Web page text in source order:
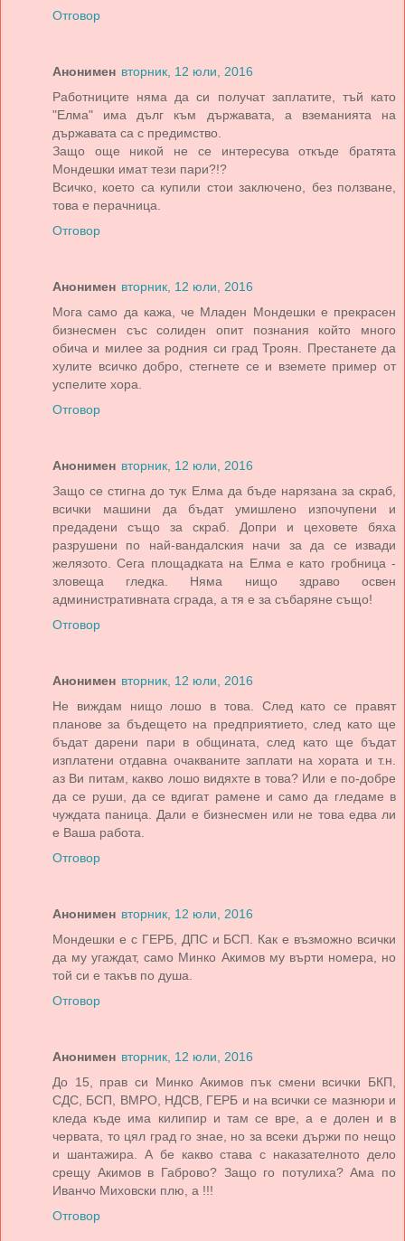
Отговор
Анонимен вторник, 12 юли, 2016
Работниците няма да си получат заплатите, тъй като
"Елма" има дълг към държавата, а вземанията на
държавата са с предимство.
Защо още никой не се интересува откъде братята
Мондешки имат тези пари?!?
Всичко, което са купили стои заключено, без ползване,
това е перачница.
Отговор
Анонимен вторник, 12 юли, 2016
Мога само да кажа, че Младен Мондешки е прекрасен
бизнесмен със солиден опит познания който много
обича и милее за родния си град Троян. Престанете да
хулите всичко добро, стегнете се и вземете пример от
успелите хора.
Отговор
Анонимен вторник, 12 юли, 2016
Защо се стигна до тук Елма да бъде нарязана за скраб,
всички машини да бъдат умишлено изпочупени и
предадени също за скраб. Допри и цеховете бяха
разрушени по най-вандалския начи за да се извади
желязото. Сега площадката на Елма е като гробница -
зловеща гледка. Няма нищо здраво освен
административната сграда, а тя е за събаряне също!
Отговор
Анонимен вторник, 12 юли, 2016
Не виждам нищо лошо в това. След като се правят
планове за бъдещето на предприятието, след като ще
бъдат дарени пари в общината, след като ще бъдат
изплатени отдавна очакваните заплати на хората и т.н.
аз Ви питам, какво лошо видяхте в това? Или е по-добре
да се руши, да се вдигат рамене и само да гледаме в
чуждата паница. Дали е бизнесмен или не това едва ли
е Ваша работа.
Отговор
Анонимен вторник, 12 юли, 2016
Мондешки е с ГЕРБ, ДПС и БСП. Как е възможно всички
да му угаждат, само Минко Акимов му върти номера, но
той си е такъв по душа.
Отговор
Анонимен вторник, 12 юли, 2016
До 15, прав си Минко Акимов пък смени всички БКП,
СДС, БСП, ВМРО, НДСВ, ГЕРБ и на всички се мазнюри и
кледа къде има килипир и там се вре, а е долен и в
червата, то цял град го знае, но за всеки държи по нещо
и шантажира. А бе какво става с наказателното дело
срещу Акимов в Габрово? Защо го потулиха? Ама по
Иванчо Миховски плю, а !!!
Отговор